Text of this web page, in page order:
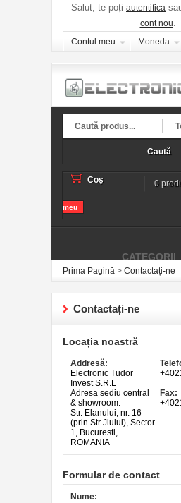
Salut, te poți autentifica
cont nou.
Contul meu Moneda
Caută
Coş 0
meu
CATEGORII
Prima Pagină> Contactați-ne
Contactați-ne
Locația noastră
Addresă:
Electronic Tudor
Invest S.R.L
Adresa sediu central
& showroom:
Str. Elanului, nr. 16
(prin Str Jiului), Sector
1, Bucuresti,
ROMANIA
Fax:
Formular de contact
Nume: